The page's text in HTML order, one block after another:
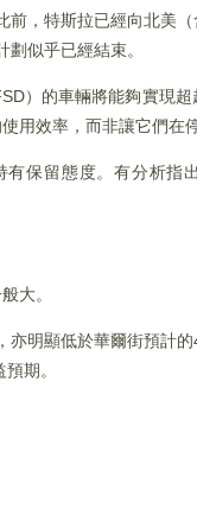
，特斯拉已經向北美
似乎已經結束。
）的車輛將能夠實現
用效率，而非讓它們在
保留態度。有分析指
大。
明顯低於華爾街預計的
期。